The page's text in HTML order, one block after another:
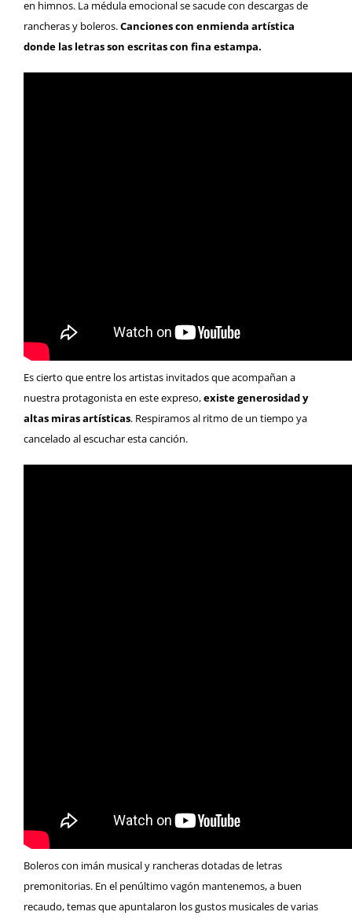
en himnos. La médula emocional se sacude con descargas de
rancheras y boleros.Canciones con enmienda artística
donde las letras son escritas con fina estampa.
Es cierto que entre los artistas invitados que acompañan a
nuestra protagonista en este expreso,existe generosidad y
altas miras artísticas. Respiramos al ritmo de un tiempo ya
cancelado al escuchar esta canción.
Boleros con imán musical y rancheras dotadas de letras
premonitorias. En el penúltimo vagón mantenemos, a buen
recaudo, temas que apuntalaron los gustos musicales de varias